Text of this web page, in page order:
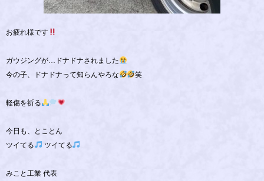
お疲れ様です
ガウジングが…ドナドナされました
今の子、ドナドナって知らんやろな
笑
軽傷を祈る
今日も、とことん
ツイてる
ツイてる
みこと工業 代表